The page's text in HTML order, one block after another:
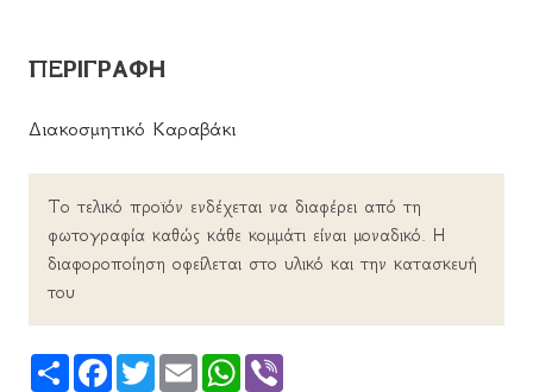
ΠΕΡΙΓΡΑΦΗ
Διακοσμητικό Καραβάκι
Το τελικό προϊόν ενδέχεται να διαφέρει από τη
φωτογραφία καθώς κάθε κομμάτι είναι μοναδικό. Η
διαφοροποίηση οφείλεται στο υλικό και την κατασκευή
του
Share FacebookTwitterEmail WhatsApp